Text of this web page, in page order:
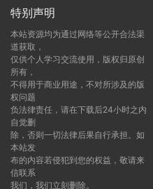
特别声明
本站资源均为通过网络等公开合法渠
道获取，
仅供个人学习交流使用，版权归原创
所有，
不得用于商业用途，不对所涉及的版
权问题
负法律责任，请在下载后24小时之内
自觉删
除，否则一切法律后果自行承担。如
本站发
布的内容若侵犯到您的权益，敬请来
信联系
我们，我们立刻删除。